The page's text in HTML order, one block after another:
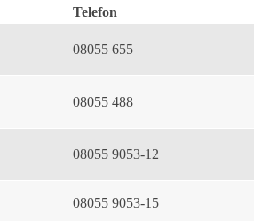
Telefon
08055 655
08055 488
08055 9053-12
08055 9053-15